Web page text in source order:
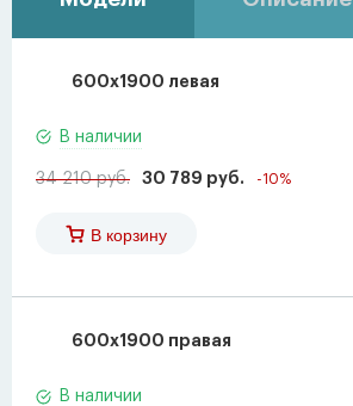
600х1900 левая
В наличии
34 210 руб. 30 789 руб. -10%
В корзину
600х1900 правая
В наличии